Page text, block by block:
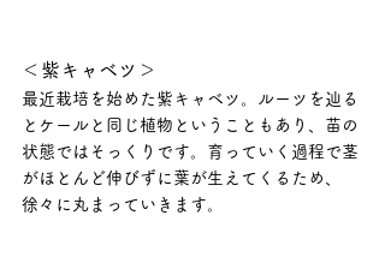
＜紫キャベツ＞
最近栽培を始めた紫キャベツ。ルーツを辿る
とケールと同じ植物ということもあり、苗の
状態ではそっくりです。育っていく過程で茎
がほとんど伸びずに葉が生えてくるため、
徐々に丸まっていきます。